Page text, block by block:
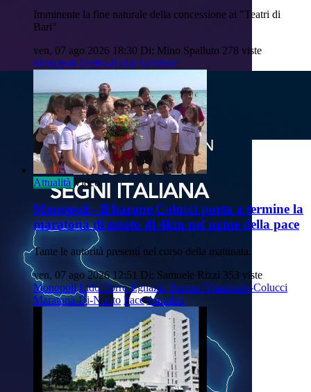
Imminente la fine naturale della concessione ai "Teatri di
Bari"
ven, 07 ago 2026 18:30 Di: Mino Spalluto 278 viste
Monopoli Teatro-Radar Gestione
Attualità Video
Monopoli - Il barone Colucci porta a termine la
maratona di nuoto di 4km nel nome della pace
Tante le autorità presenti nel corso della mattinata.
ven, 07 ago 2026 12:51 Di: Samuele Rizzi 353 viste
Monopoli Lido-Torre-Egnazia Barone-Vitantonio-Colucci
Maratona-Di-Nuoto PaceAttualità